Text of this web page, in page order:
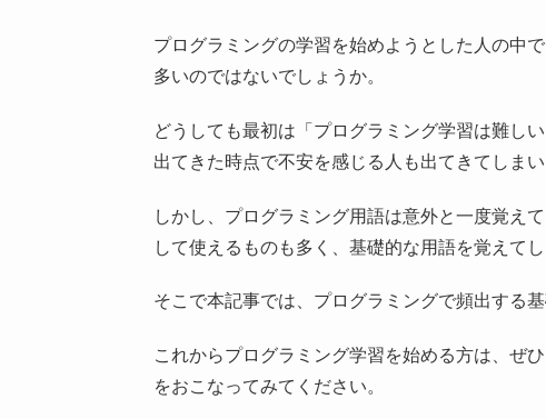
プログラミングの学習を始めようとした人の中
多いのではないでしょうか。
どうしても最初は「プログラミング学習は難し
出てきた時点で不安を感じる人も出てきてしまい
しかし、プログラミング用語は意外と一度覚え
して使えるものも多く、基礎的な用語を覚えて
そこで本記事では、プログラミングで頻出する
これからプログラミング学習を始める方は、ぜ
をおこなってみてください。